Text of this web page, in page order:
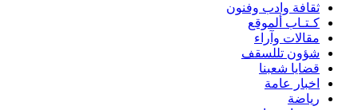
ثقافة وادب وفنون
كـتـاب ألموقع
مقالات وآراء
شؤون تللسقف
قضايا شعبنا
اخبار عامة
رياضة